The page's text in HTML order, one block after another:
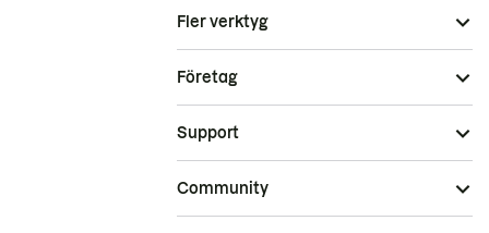
Fler verktyg
Företag
Support
Community